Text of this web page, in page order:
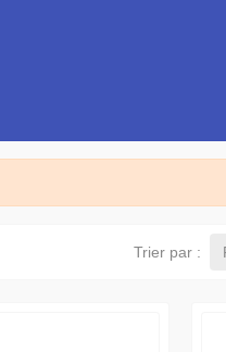
Trier par :